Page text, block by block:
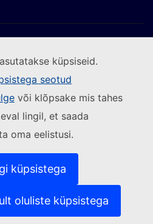
küpsiseid.
seotud
või klõpsake mis tahes
lingil, et saada
oma eelistusi.
küpsistega
oluliste küpsistega
(Välislink)